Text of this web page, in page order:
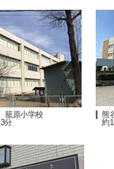
原小学校
分
熊
約